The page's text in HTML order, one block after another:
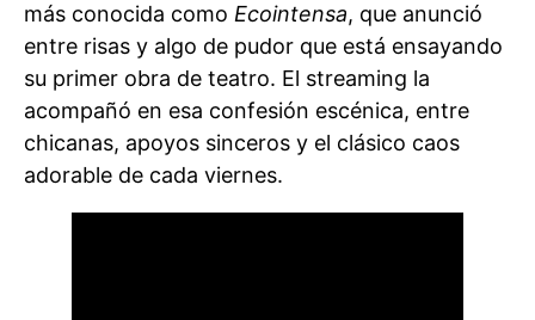
más conocida como Ecointensa, que anunció
entre risas y algo de pudor que está ensayando
su primer obra de teatro. El streaming la
acompañó en esa confesión escénica, entre
chicanas, apoyos sinceros y el clásico caos
adorable de cada viernes.